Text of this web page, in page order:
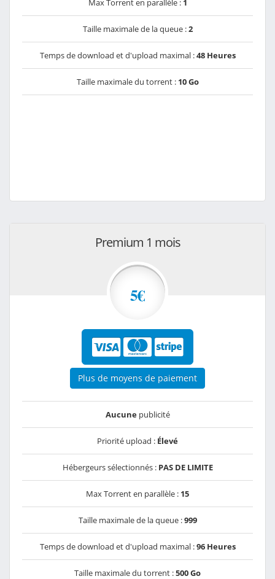
Max Torrent en parallèle : 1
Taille maximale de la queue :2
Temps de download et d'upload maximal :48 Heures
Taille maximale du torrent : 10 Go
Premium 1 mois
5€
Plus de moyens de paiement
Aucunepublicité
Priorité upload : Élevé
Hébergeurs sélectionnés : PAS DE LIMITE
Max Torrent en parallèle : 15
Taille maximale de la queue :999
Temps de download et d'upload maximal :96 Heures
Taille maximale du torrent :500 Go